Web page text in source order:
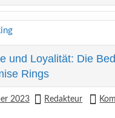
und Loyalität: Die
Rings
2023 Redakteur